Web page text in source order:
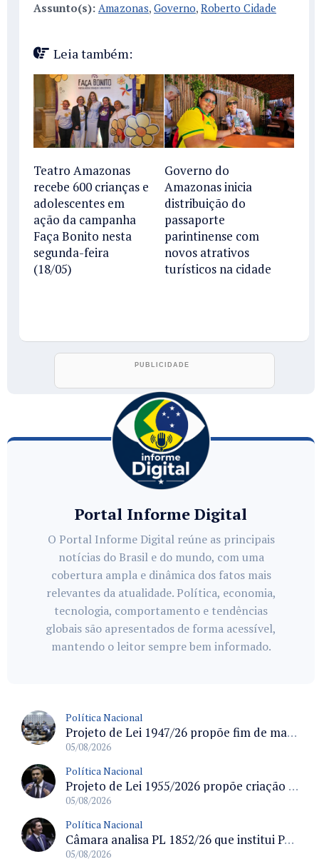
Assunto(s): Amazonas, Governo, Roberto Cidade
Leia também:
Teatro Amazonas
recebe 600 crianças e
adolescentes em
ação da campanha
Faça Bonito nesta
segunda-feira
(18/05)
Governo do
Amazonas inicia
distribuição do
passaporte
parintinense com
novos atrativos
turísticos na cidade
Portal Informe Digital
O Portal Informe Digital reúne as principais
notícias do Brasil e do mundo, com uma
cobertura ampla e dinâmica dos fatos mais
relevantes da atualidade. Política, economia,
tecnologia, comportamento e tendências
globais são apresentados de forma acessível,
mantendo o leitor sempre bem informado.
Política Nacional
Projeto de Lei 1947/26 propõe fim de margens para cartão de crédito e consignado do INSS
05/08/2026
Política Nacional
Projeto de Lei 1955/2026 propõe criação de geração livre de fumo ao restringir venda de vapes a nascidos desde 1º de janeiro de 2009
05/08/2026
Política Nacional
Câmara analisa PL 1852/26 que institui Política Nacional de Gestão de Desempenho e Eficiência para servidores públicos
05/08/2026